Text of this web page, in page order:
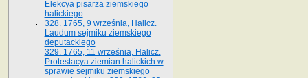
Elekcya pisarza ziemskiego
halickiego
328. 1765, 9 września, Halicz.
Laudum sejmiku ziemskiego
deputackiego
329. 1765, 11 września, Halicz.
Protestacya ziemian halickich w
sprawie sejmiku ziemskiego